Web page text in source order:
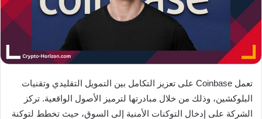
تعمل Coinbase على تعزيز التكامل بين التمويل التقليدي وتقنيات
البلوكشين، وذلك من خلال مبادرتها لترميز الأصول الواقعية. تركز
الشركة على إدخال التوكنات الأمنية إلى السوق، حيث تخطط لتوكنة